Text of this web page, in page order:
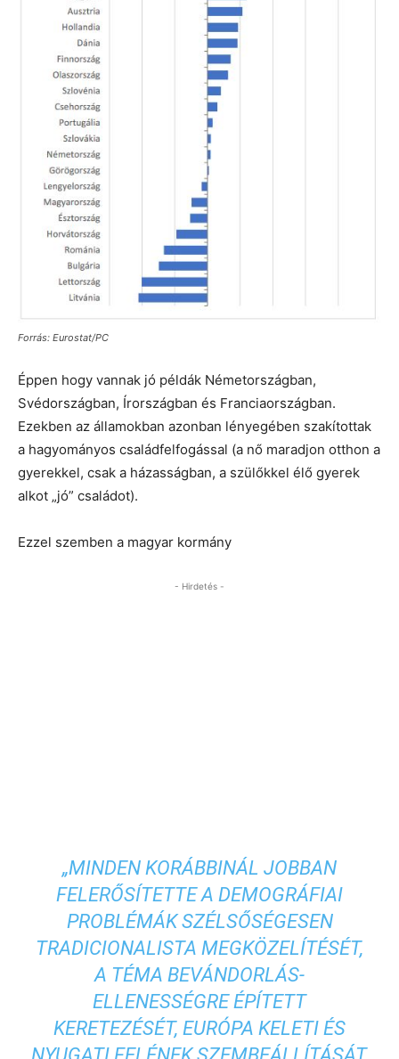
Forrás: Eurostat/PC
Éppen hogy vannak jó példák Németországban,
Svédországban, Írországban és Franciaországban.
Ezekben az államokban azonban lényegében szakítottak
a hagyományos családfelfogással (a nő maradjon otthon a
gyerekkel, csak a házasságban, a szülőkkel élő gyerek
alkot „jó” családot).
Ezzel szemben a magyar kormány
- Hirdetés -
„MINDEN KORÁBBINÁL JOBBAN
FELERŐSÍTETTE A DEMOGRÁFIAI
PROBLÉMÁK SZÉLSŐSÉGESEN
TRADICIONALISTA MEGKÖZELÍTÉSÉT,
A TÉMA BEVÁNDORLÁS-
ELLENESSÉGRE ÉPÍTETT
KERETEZÉSÉT, EURÓPA KELETI ÉS